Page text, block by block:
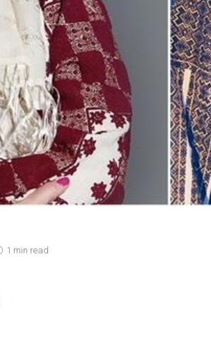
1 min read